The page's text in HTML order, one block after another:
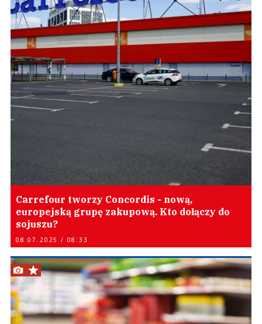
Carrefour tworzy Concordis - nową,
europejską grupę zakupową. Kto dołączy do
sojuszu?
08.07.2025 / 08:33